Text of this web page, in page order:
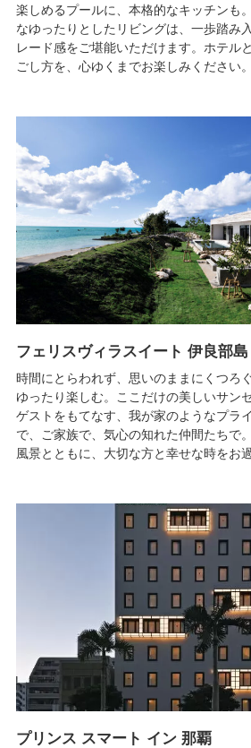
楽しめるプールに、本格的なキッチンも
なゆったりとしたリビングは、一歩踏み
レード感をご堪能いただけます。ホテル
ごし方を、心ゆくまでお楽しみください。
フェリスヴィラスイート 伊良部島
時間にとらわれず、思いのままにくつろ
ゆったり楽しむ。ここだけの美しいサン
ゲストをもてなす、我が家のようなプラ
で、ご家族で、気心の知れた仲間たちで
風景とともに、大切な方と幸せな時をお
プリンス スマート イン 那覇